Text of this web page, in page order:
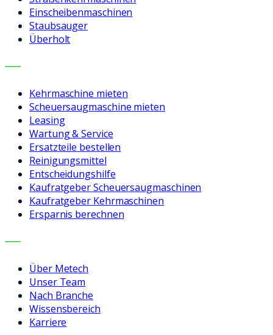
Einscheibenmaschinen
Staubsauger
Überholt
LEISTUNGEN
Kehrmaschine mieten
Scheuersaugmaschine mieten
Leasing
Wartung & Service
Ersatzteile bestellen
Reinigungsmittel
Entscheidungshilfe
Kaufratgeber Scheuersaugmaschinen
Kaufratgeber Kehrmaschinen
Ersparnis berechnen
UNTERNEHMEN
Über Metech
Unser Team
Nach Branche
Wissensbereich
Karriere